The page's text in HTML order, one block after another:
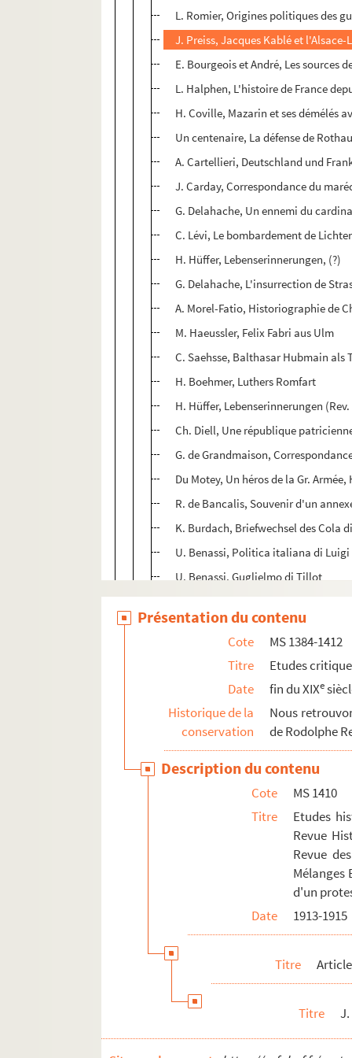
L. Romier, Origines politiques des
J. Preiss, Jacques Kablé et l'Alsace-
E. Bourgeois et André, Les sources
L. Halphen, L'histoire de France
H. Coville, Mazarin et ses démélés
Un centenaire, La défense de
A. Cartellieri, Deutschland und
J. Carday, Correspondance du
G. Delahache, Un ennemi du
C. Lévi, Le bombardement de
H. Hüffer, Lebenserinnerungen, (?)
G. Delahache, L'insurrection de
A. Morel-Fatio, Historiographie de
M. Haeussler, Felix Fabri aus Ulm
C. Saehsse, Balthasar Hubmain als
H. Boehmer, Luthers Romfart
H. Hüffer, Lebenserinnerungen
Ch. Diell, Une république
G. de Grandmaison,
Du Motey, Un héros de la Gr.
R. de Bancalis, Souvenir d'un
K. Burdach, Briefwechsel des Cola
U. Benassi, Politica italiana di Luigi
U. Benassi, Guglielmo di Tillot
P. Albin, La guerre allemande :
MS 1413-1417. "Critiques de mes travaux"
Présentation du contenu
Cote
MS 1384-1412
Titre
Etudes
Date
fin du XIXe
Historique de la
conservation
Nous
de Rodolphe
Description du contenu
Cote
MS 1410
Titre
Etudes
Revue
Revue
d'un
Date
1913-1915
Titre
Titre